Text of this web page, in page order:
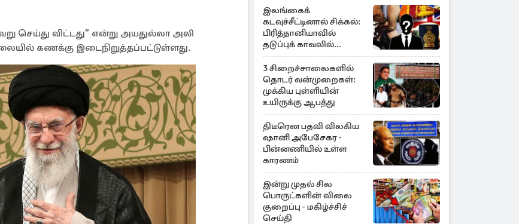
செய்து விட்டது” என்று அயதுல்லா அலி
கணக்கு இடைநிறுத்தப்பட்டுள்ளது.
இலங்கைக்
கடவுச்சீட்டினால் சிக்கல்:
பிரித்தானியாவில்
தடுப்புக் காவலில்
முன்னாள் எம்.பி!
3 சிறைச்சாலைகளில்
தொடர் வன்முறைகள்:
முக்கிய புள்ளியின்
உயிருக்கு ஆபத்து
திடீரென பதவி விலகிய
ஷானி அபேசேகர -
பின்னணியில் உள்ள
காரணம்
இன்று முதல் சில
பொருட்களின் விலை
குறைப்பு - மகிழ்ச்சிச்
செய்தி